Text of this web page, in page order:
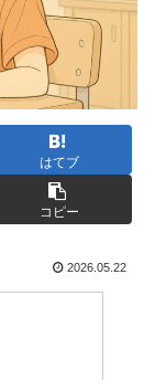
はてブ
コピー
2026.05.22